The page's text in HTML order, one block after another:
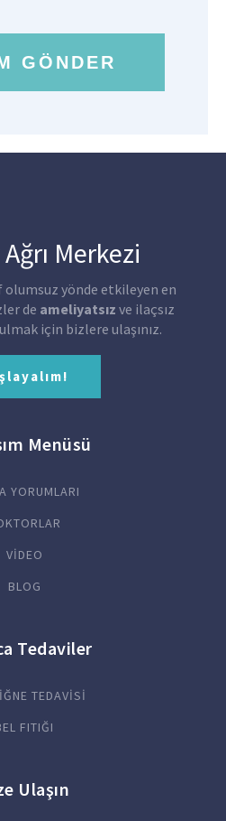
Merkezi
olumsuz yönde etkileyen en
de ameliyatsız ve ilaçsız
için bizlere ulaşınız.
Menüsü
YORUMLARI
VİDEO
BLOG
Tedaviler
TEDAVİSİ
FITIĞI
Ulaşın